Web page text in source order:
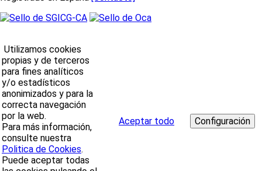
Utilizamos cookies
propias y de terceros
para fines analíticos
y/o estadísticos
anonimizados y para la
correcta navegación
por la web.
Para más información,
consulte nuestra
Politica de Cookies.
Puede aceptar todas
Aceptar todo